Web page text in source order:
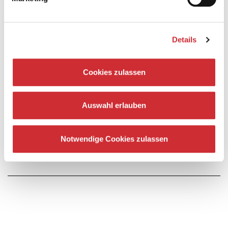
Details
Cookies zulassen
Auswahl erlauben
Notwendige Cookies zulassen
Percussion: Aron Leijendeckers / Dan Townsend
Rund um Ihren Besuch